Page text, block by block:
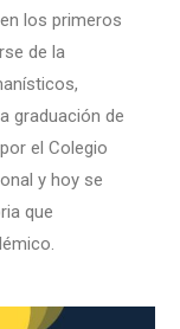
los primeros
de la
graduación de
el Colegio
y hoy se
que